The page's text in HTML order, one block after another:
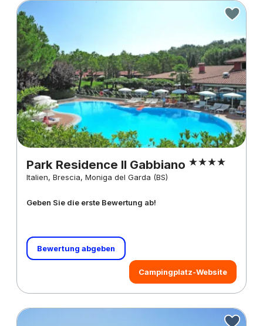
Park Residence Il Gabbiano
Italien, Brescia, Moniga del Garda (BS)
Geben Sie die erste Bewertung ab!
Bewertung abgeben
Campingplatz-Website